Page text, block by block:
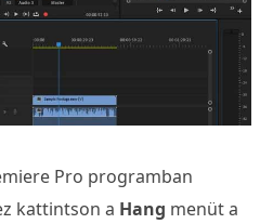
Pro programban
kattintson a Hang menüt a